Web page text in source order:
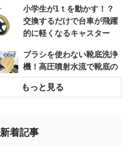
小学生が1ｔを動かす！？
交換するだけで台車が飛躍
的に軽くなるキャスター
ブラシを使わない靴底洗浄
機！高圧噴射水流で靴底の
溝までキレイに
破損したコンベヤベルトを
新着記事